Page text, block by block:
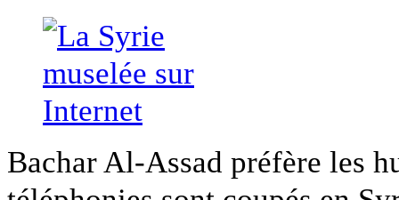
Bachar Al-Assad préfère les